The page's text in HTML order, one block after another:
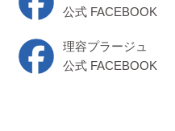
公式 FACEBOOK
理容プラージュ
公式 FACEBOOK